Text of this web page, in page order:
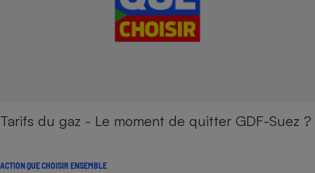
Tarifs du gaz - Le moment de quitter GDF-Suez ?
ACTION QUE CHOISIR ENSEMBLE